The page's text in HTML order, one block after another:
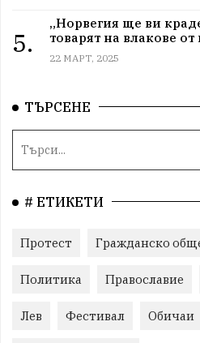
5.
„Норвегия ще ви
товарят на влакове от
22 МАРТ, 2025
ТЪРСЕНЕ
# ЕТИКЕТИ
Протест Гражданско
Политика Православие
Лев Фестивал Обичаи